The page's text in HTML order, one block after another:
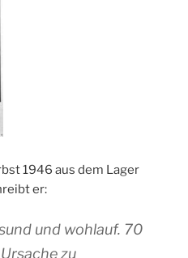
1946 aus dem Lager
er:
und wohlauf. 70
zu